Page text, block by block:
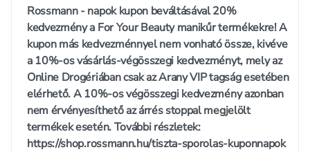
Rossmann - napok kupon beváltásával 20%
kedvezmény a For Your Beauty manikűr termékekre! A
kupon más kedvezménnyel nem vonható össze, kivéve
a 10%-os vásárlás-végösszegi kedvezményt, mely az
Online Drogériában csak az Arany VIP tagság esetében
elérhető. A 10%-os végösszegi kedvezmény azonban
nem érvényesíthető az árrés stoppal megjelölt
termékek esetén. További részletek:
https://shop.rossmann.hu/tiszta-sporolas-kuponnapok